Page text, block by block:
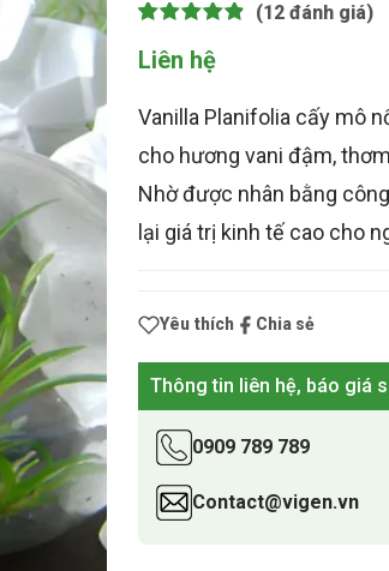
trên 5 dựa
trênđánh
(12 đánh giá)
Liên hệ
Vanilla Planifolia cấy mô
cho hương vani đậm,
Nhờ được nhân bằng
lại giá trị kinh tế cao cho
Yêu thích Chia sẻ
Thông tin liên hệ, báo giá
0909 789 789
Contact@vigen.vn